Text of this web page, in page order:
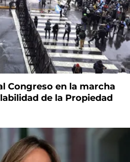
Congreso en la marcha
de la Propiedad